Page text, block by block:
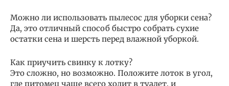
Можно ли использовать пылесос для уборки сена?
Да, это отличный способ быстро собрать сухие
остатки сена и шерсть перед влажной уборкой.
Как приучить свинку к лотку?
Это сложно, но возможно. Положите лоток в угол,
где питомец чаще всего ходит в туалет, и